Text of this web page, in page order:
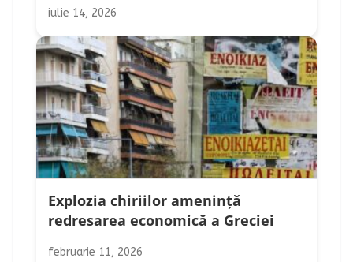
iulie 14, 2026
Explozia chiriilor amenință
redresarea economică a Greciei
februarie 11, 2026